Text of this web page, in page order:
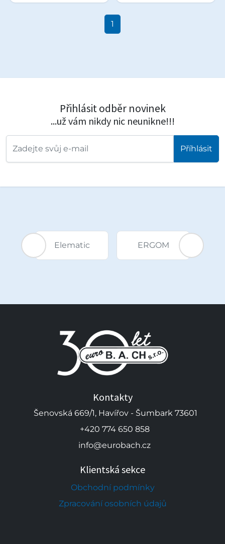
1
Přihlásit odběr novinek
...už vám nikdy nic neunikne!!!
Příhlásit
Elematic ERGOM
Kontakty
Šenovská 669/1, Havířov - Šumbark 73601
+420 774 650 858
info@eurobach.cz
Klientská sekce
Obchodní podmínky
Zpracování osobních údajů